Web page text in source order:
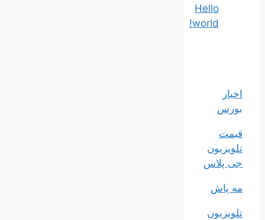
Hello
world!
اخبار
بورس
قیمت
تلویزیون
جی پلاس
مه پاش
تلویزیون